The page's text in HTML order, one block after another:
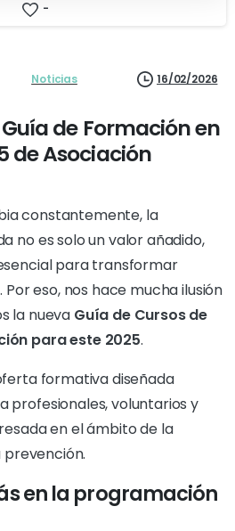
-
Noticias 16/02/2026
de Formación en
de Asociación
constantemente, la
no es solo un valor añadido,
para transformar
eso, nos hace mucha ilusión
la nueva Guía de Cursos de
para este 2025.
formativa diseñada
voluntarios y
en el ámbito de la
en la programación